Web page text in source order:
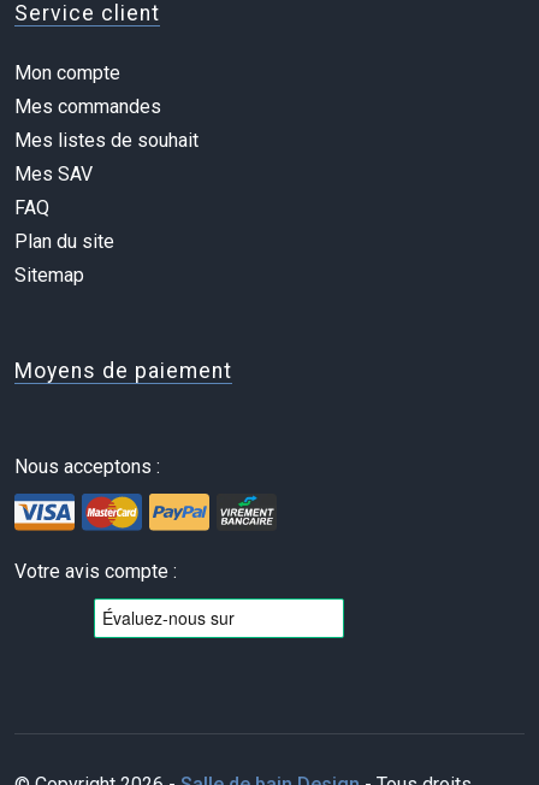
Service client
Mon compte
Mes commandes
Mes listes de souhait
Mes SAV
FAQ
Plan du site
Sitemap
Moyens de paiement
Nous acceptons :
Votre avis compte :